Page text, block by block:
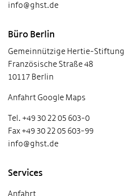
info@ghst.de
Büro Berlin
Gemeinnützige Hertie-Stiftung
Französische Straße 48
10117 Berlin
Anfahrt Google Maps
Tel. +49 30 22 05 603-0
Fax +49 30 22 05 603-99
info@ghst.de
Services
Anfahrt